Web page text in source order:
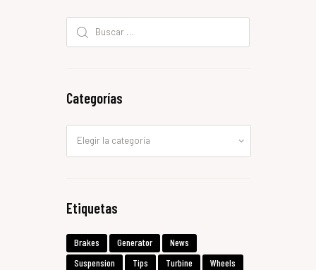
Buscar:
Categorías
Etiquetas
Brakes Generator
News
Suspension
Tips Turbine Wheels